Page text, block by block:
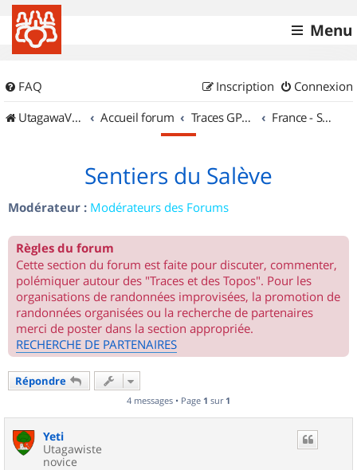
Menu
FAQ Connexion
Inscription
UtagawaVTT (Randos VTT et VTTAE avec traces GPS)
Accueil forum Traces GPS de randos VTT France - Sud Est
Sentiers du Salève
Modérateur : Modérateurs des Forums
Règles du forum
Cette section du forum est faite pour discuter, commenter,
polémiquer autour des "Traces et des Topos". Pour les
organisations de randonnées improvisées, la promotion de
randonnées organisées ou la recherche de partenaires
merci de poster dans la section appropriée.
RECHERCHE DE PARTENAIRES
Répondre
4 messages • Page 1 sur 1
Yeti
Utagawiste
novice